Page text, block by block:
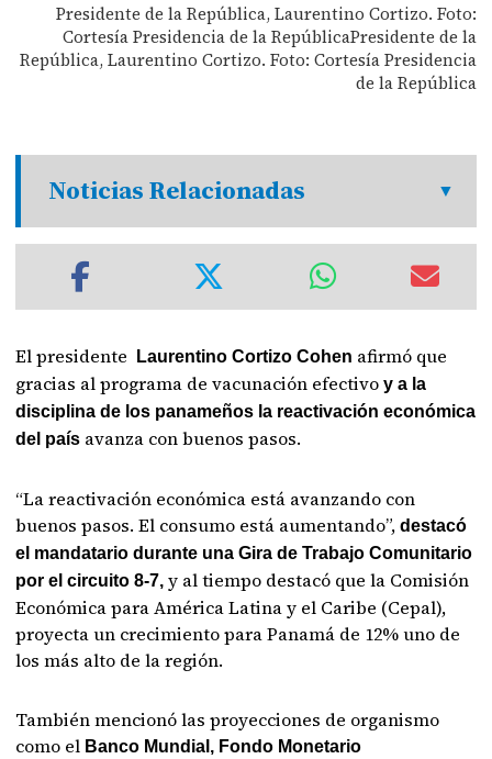
Presidente de la República, Laurentino Cortizo. Foto:
Cortesía Presidencia de la RepúblicaPresidente de la
República, Laurentino Cortizo. Foto: Cortesía Presidencia
de la República
Noticias Relacionadas
El presidente Laurentino Cortizo Cohen afirmó que
gracias al programa de vacunación efectivoy a la
disciplina de los panameños la reactivación económica
del país avanza con buenos pasos.
“La reactivación económica está avanzando con
buenos pasos. El consumo está aumentando”,destacó
el mandatario durante una Gira de Trabajo Comunitario
por el circuito 8-7,y al tiempo destacó que la Comisión
Económica para América Latina y el Caribe (Cepal),
proyecta un crecimiento para Panamá de 12% uno de
los más alto de la región.
También mencionó las proyecciones de organismo
como el Banco Mundial, Fondo Monetario